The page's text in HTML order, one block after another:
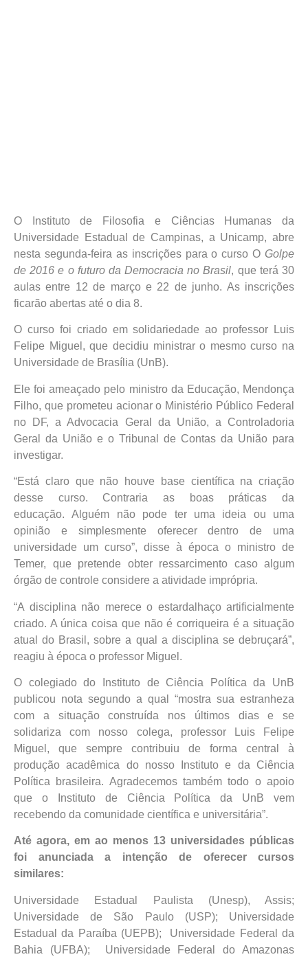
O Instituto de Filosofia e Ciências Humanas da
Universidade Estadual de Campinas, a Unicamp, abre
nesta segunda-feira as inscrições para o curso O Golpe
de 2016 e o futuro da Democracia no Brasil, que terá 30
aulas entre 12 de março e 22 de junho. As inscrições
ficarão abertas até o dia 8.
O curso foi criado em solidariedade ao professor Luis
Felipe Miguel, que decidiu ministrar o mesmo curso na
Universidade de Brasília (UnB).
Ele foi ameaçado pelo ministro da Educação, Mendonça
Filho, que prometeu acionar o Ministério Público Federal
no DF, a Advocacia Geral da União, a Controladoria
Geral da União e o Tribunal de Contas da União para
investigar.
“Está claro que não houve base científica na criação
desse curso. Contraria as boas práticas da
educação. Alguém não pode ter uma ideia ou uma
opinião e simplesmente oferecer dentro de uma
universidade um curso”, disse à época o ministro de
Temer, que pretende obter ressarcimento caso algum
órgão de controle considere a atividade imprópria.
“A disciplina não merece o estardalhaço artificialmente
criado. A única coisa que não é corriqueira é a situação
atual do Brasil, sobre a qual a disciplina se debruçará”,
reagiu à época o professor Miguel.
O colegiado do Instituto de Ciência Política da UnB
publicou nota segundo a qual “mostra sua estranheza
com a situação construída nos últimos dias e se
solidariza com nosso colega, professor Luis Felipe
Miguel, que sempre contribuiu de forma central à
produção acadêmica do nosso Instituto e da Ciência
Política brasileira. Agradecemos também todo o apoio
que o Instituto de Ciência Política da UnB vem
recebendo da comunidade científica e universitária”.
Até agora, em ao menos 13 universidades públicas
foi anunciada a intenção de oferecer cursos
similares:
Universidade Estadual Paulista (Unesp), Assis;
Universidade de São Paulo (USP); Universidade
Estadual da Paraíba (UEPB); Universidade Federal da
Bahia (UFBA); Universidade Federal do Amazonas